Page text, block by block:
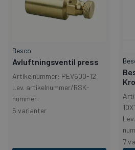
Besco
Avluftningsventil press
Artikelnummer: PEV600-12
Lev. artikelnummer/RSK-
nummer:
5 varianter
7